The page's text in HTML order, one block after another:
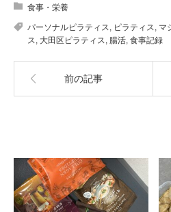
食事・栄養
パーソナルピラティス ピラティス マ
ス
大田区ピラティス 腸活 食事記録
前の記事